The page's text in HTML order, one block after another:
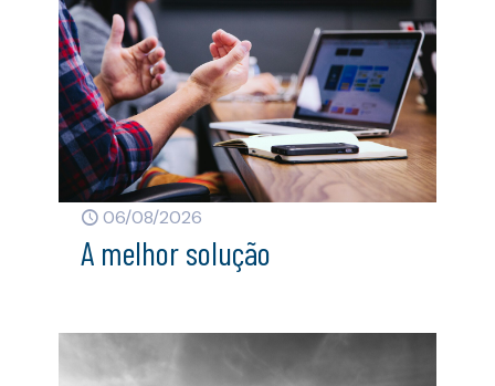
06/08/2026
A melhor solução